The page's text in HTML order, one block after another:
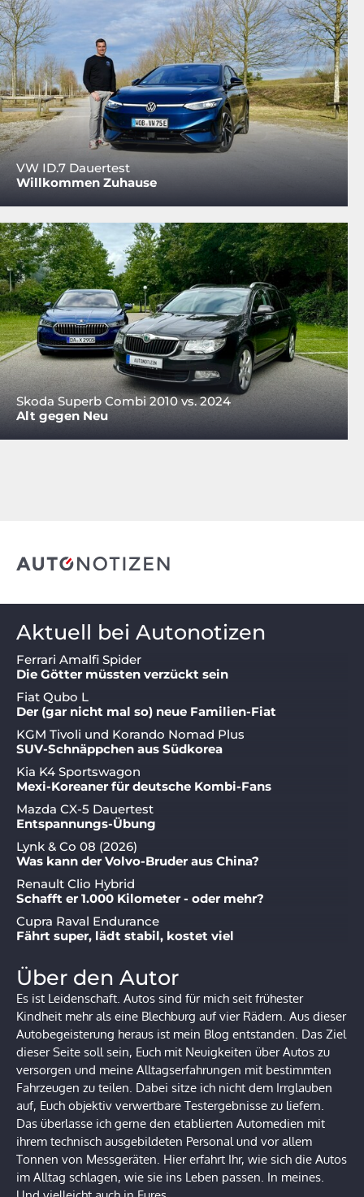
VW ID.7 Dauertest
Willkommen Zuhause
Skoda Superb Combi 2010 vs. 2024
Alt gegen Neu
Aktuell bei Autonotizen
Ferrari Amalfi Spider
Die Götter müssten verzückt sein
Fiat Qubo L
Der (gar nicht mal so) neue Familien-Fiat
KGM Tivoli und Korando Nomad Plus
SUV-Schnäppchen aus Südkorea
Kia K4 Sportswagon
Mexi-Koreaner für deutsche Kombi-Fans
Mazda CX-5 Dauertest
Entspannungs-Übung
Lynk & Co 08 (2026)
Was kann der Volvo-Bruder aus China?
Renault Clio Hybrid
Schafft er 1.000 Kilometer - oder mehr?
Cupra Raval Endurance
Fährt super, lädt stabil, kostet viel
Über den Autor
Es ist Leidenschaft. Autos sind für mich seit frühester
Kindheit mehr als eine Blechburg auf vier Rädern. Aus dieser
Autobegeisterung heraus ist mein Blog entstanden. Das Ziel
dieser Seite soll sein, Euch mit Neuigkeiten über Autos zu
versorgen und meine Alltagserfahrungen mit bestimmten
Fahrzeugen zu teilen. Dabei sitze ich nicht dem Irrglauben
auf, Euch objektiv verwertbare Testergebnisse zu liefern.
Das überlasse ich gerne den etablierten Automedien mit
ihrem technisch ausgebildeten Personal und vor allem
Tonnen von Messgeräten. Hier erfahrt Ihr, wie sich die Autos
im Alltag schlagen, wie sie ins Leben passen. In meines.